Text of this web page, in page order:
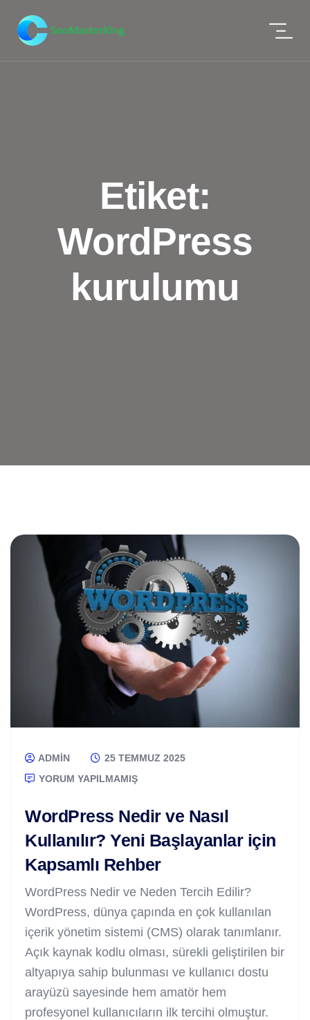
Etiket:
WordPress
kurulumu
ADMIN
25 TEMMUZ 2025
YORUM YAPILMAMIŞ
WordPress Nedir ve Nasıl
Kullanılır? Yeni Başlayanlar için
Kapsamlı Rehber
WordPress Nedir ve Neden Tercih Edilir?
WordPress, dünya çapında en çok kullanılan
içerik yönetim sistemi (CMS) olarak tanımlanır.
Açık kaynak kodlu olması, sürekli geliştirilen bir
altyapıya sahip bulunması ve kullanıcı dostu
arayüzü sayesinde hem amatör hem
profesyonel kullanıcıların ilk tercihi olmuştur.